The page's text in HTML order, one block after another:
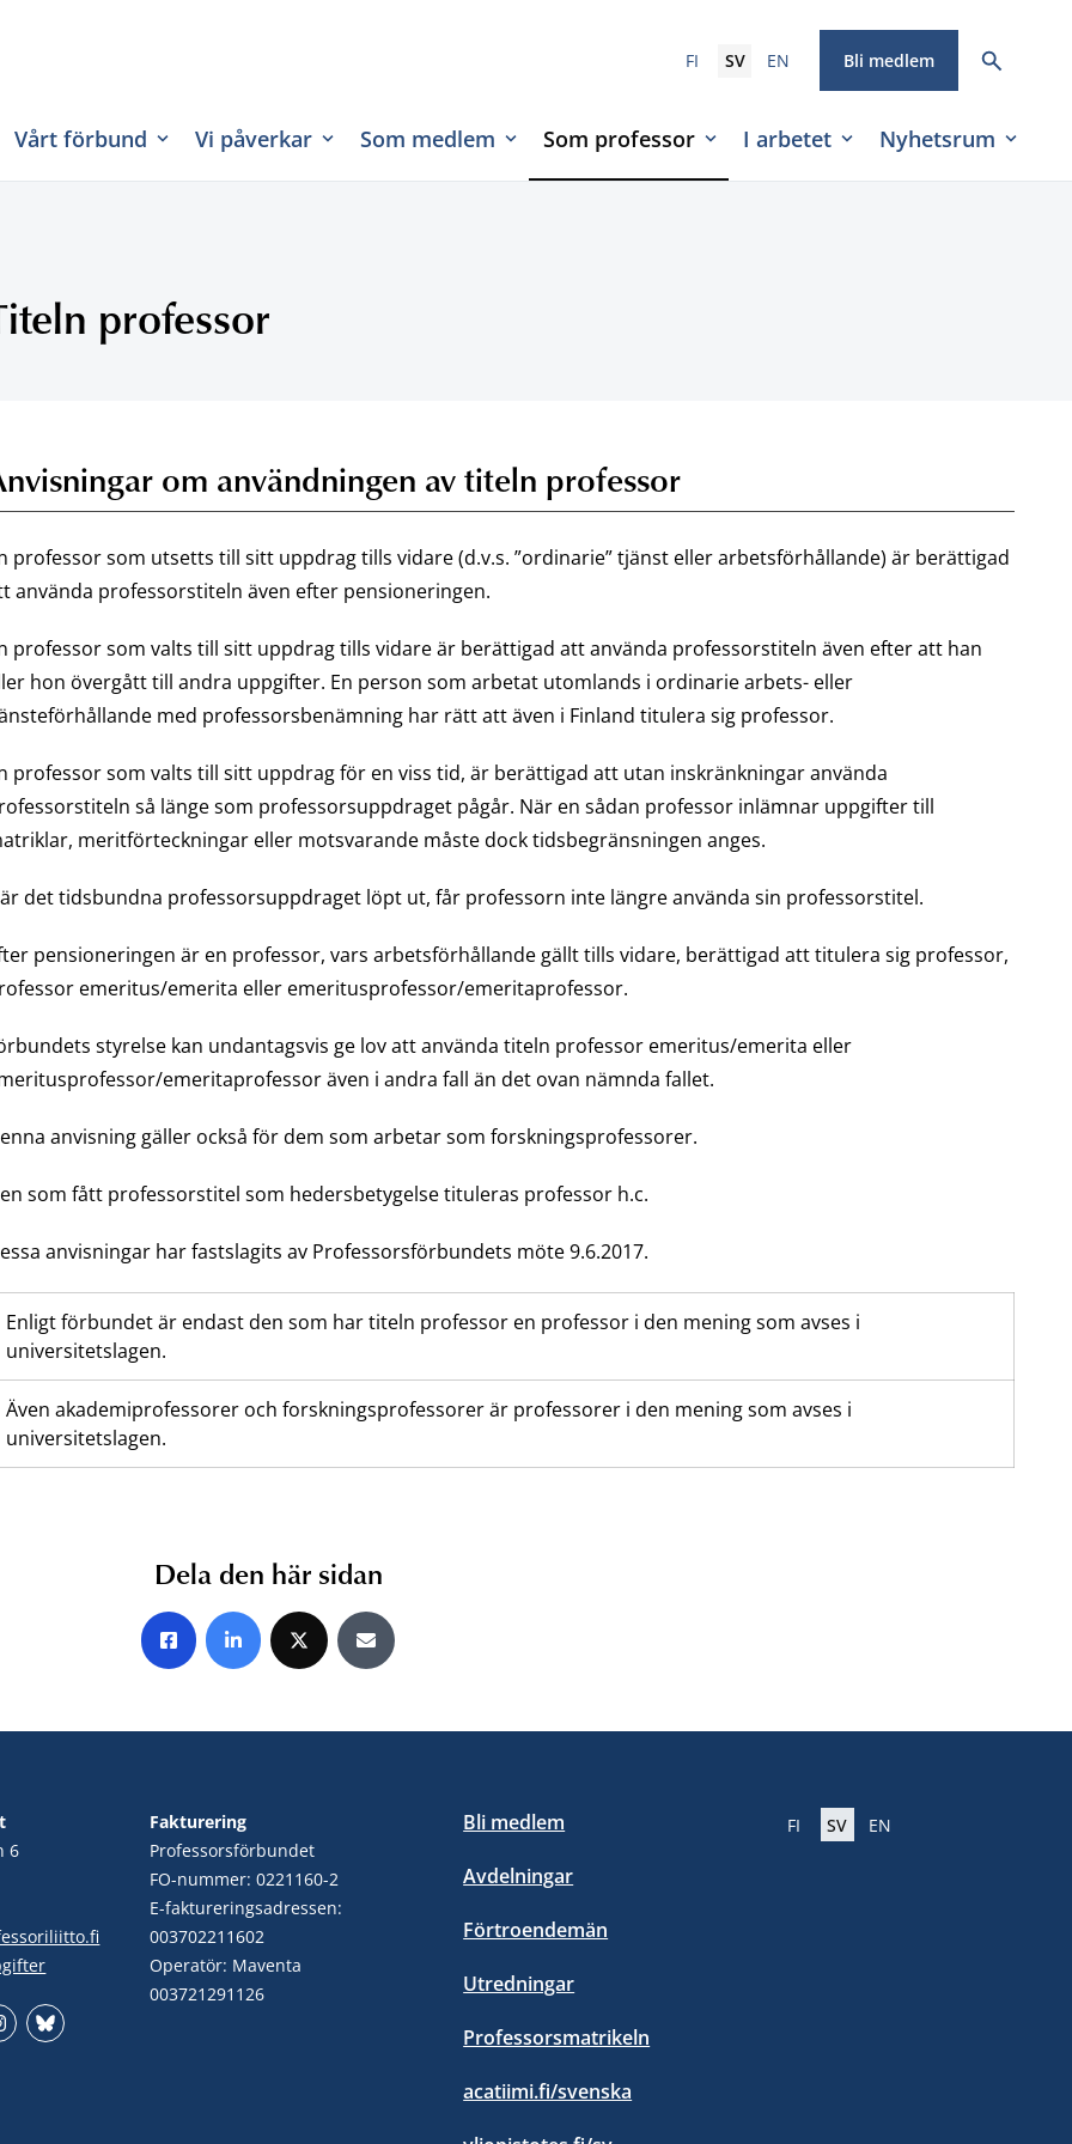
FI SV EN Bli medlem
Vårt förbund Vi påverkar Som medlem Som professor I arbetet Nyhetsrum
professor
om användningen av titeln professor
professor som utsetts till sitt uppdrag tills vidare (d.v.s. ”ordinarie” tjänst eller arbetsförhållande) är berättigad
använda professorstiteln även efter pensioneringen.
professor som valts till sitt uppdrag tills vidare är berättigad att använda professorstiteln även efter att han
hon övergått till andra uppgifter. En person som arbetat utomlands i ordinarie arbets- eller
med professorsbenämning har rätt att även i Finland titulera sig professor.
professor som valts till sitt uppdrag för en viss tid, är berättigad att utan inskränkningar använda
så länge som professorsuppdraget pågår. När en sådan professor inlämnar uppgifter till
meritförteckningar eller motsvarande måste dock tidsbegränsningen anges.
det tidsbundna professorsuppdraget löpt ut, får professorn inte längre använda sin professorstitel.
pensioneringen är en professor, vars arbetsförhållande gällt tills vidare, berättigad att titulera sig professor,
emeritus/emerita eller emeritusprofessor/emeritaprofessor.
styrelse kan undantagsvis ge lov att använda titeln professor emeritus/emerita eller
emeritaprofessor även i andra fall än det ovan nämnda fallet.
anvisning gäller också för dem som arbetar som forskningsprofessorer.
som fått professorstitel som hedersbetygelse tituleras professor h.c.
anvisningar har fastslagits av Professorsförbundets möte 9.6.2017.
Enligt förbundet är endast den som har titeln professor en professor i den mening som avses i
universitetslagen.
Även akademiprofessorer och forskningsprofessorer är professorer i den mening som avses i
universitetslagen.
Dela den här sidan
Share on Facebook
Share on LinkedIn
Share on XShare by E-mail
6
Fakturering
Professorsförbundet
FO-nummer: 0221160-2
E-faktureringsadressen:
003702211602
Operatör: Maventa
003721291126
Bli medlem
Avdelningar
Förtroendemän
Utredningar
Professorsmatrikeln
acatiimi.fi/svenska
FI SV EN